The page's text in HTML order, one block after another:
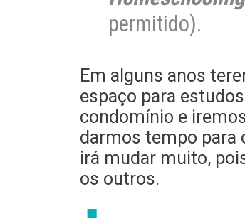
permitido).
Em alguns anos
espaço para
condomínio e
darmos tempo para
irá mudar muito,
os outros.